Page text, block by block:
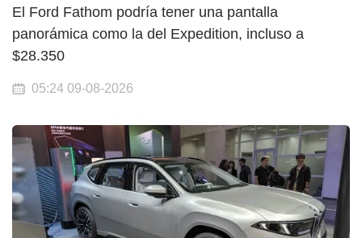
El Ford Fathom podría tener una pantalla
panorámica como la del Expedition, incluso a
$28.350
05:24 09-08-2026